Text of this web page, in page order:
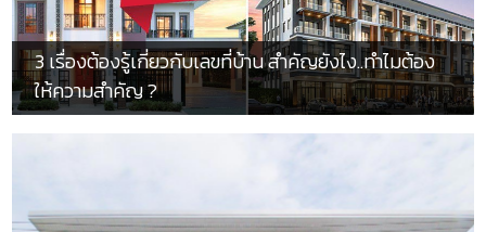
3 เรื่องต้องรู้เกี่ยวกับเลขที่บ้าน สำคัญยังไง..ทำไมต้อง
ให้ความสำคัญ ?